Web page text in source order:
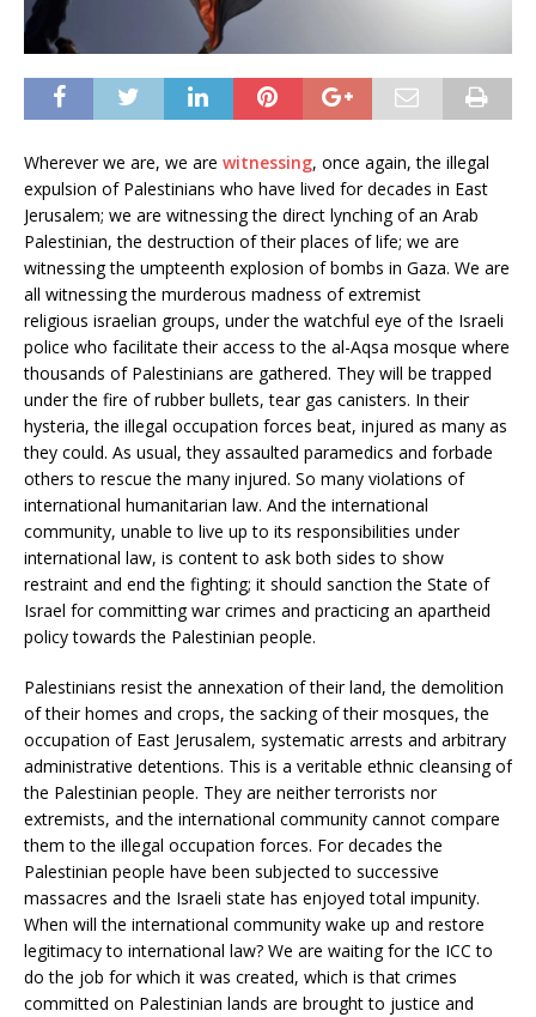
Wherever we are, we are witnessing, once again, the illegal
expulsion of Palestinians who have lived for decades in East
Jerusalem; we are witnessing the direct lynching of an Arab
Palestinian, the destruction of their places of life; we are
witnessing the umpteenth explosion of bombs in Gaza. We are
all witnessing the murderous madness of extremist
religious israelian groups, under the watchful eye of the Israeli
police who facilitate their access to the al-Aqsa mosque where
thousands of Palestinians are gathered. They will be trapped
under the fire of rubber bullets, tear gas canisters. In their
hysteria, the illegal occupation forces beat, injured as many as
they could. As usual, they assaulted paramedics and forbade
others to rescue the many injured. So many violations of
international humanitarian law. And the international
community, unable to live up to its responsibilities under
international law, is content to ask both sides to show
restraint and end the fighting; it should sanction the State of
Israel for committing war crimes and practicing an apartheid
policy towards the Palestinian people.
Palestinians resist the annexation of their land, the demolition
of their homes and crops, the sacking of their mosques, the
occupation of East Jerusalem, systematic arrests and arbitrary
administrative detentions. This is a veritable ethnic cleansing of
the Palestinian people. They are neither terrorists nor
extremists, and the international community cannot compare
them to the illegal occupation forces. For decades the
Palestinian people have been subjected to successive
massacres and the Israeli state has enjoyed total impunity.
When will the international community wake up and restore
legitimacy to international law? We are waiting for the ICC to
do the job for which it was created, which is that crimes
committed on Palestinian lands are brought to justice and